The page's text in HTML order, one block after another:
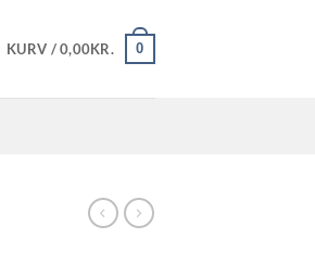
KURV /0,00KR. 0